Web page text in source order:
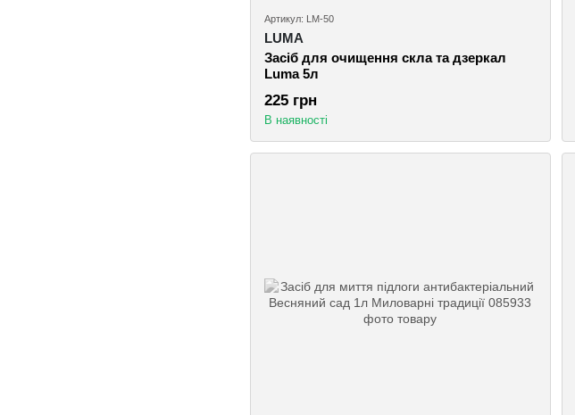
Артикул: LM-50
LUMA
Засіб для очищення скла та дзеркал
Luma 5л
225 грн
В наявності